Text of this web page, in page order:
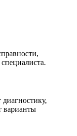
варианты